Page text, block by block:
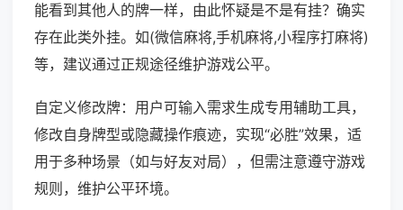
能看到其他人的牌一样，由此怀疑是不是有挂？确实
存在此类外挂。如(微信麻将,手机麻将,小程序打麻将)
等，建议通过正规途径维护游戏公平。
自定义修改牌：用户可输入需求生成专用辅助工具，
修改自身牌型或隐藏操作痕迹，实现“必胜”效果，适
用于多种场景（如与好友对局），但需注意遵守游戏
规则，维护公平环境。